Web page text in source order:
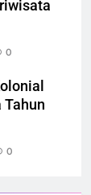
0
Tahun
0